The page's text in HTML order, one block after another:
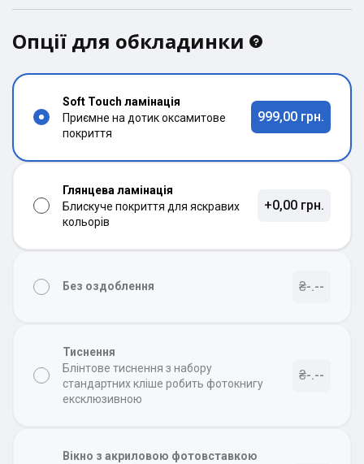
Опції для обкладинки
Soft Touch ламінація
Приємне на дотик оксамитове
покриття
999,00 грн.
Глянцева ламінація
Блискуче покриття для яскравих
кольорів
+0,00 грн.
Без оздоблення ₴-.--
Тиснення
Блінтове тиснення з набору
стандартних кліше робить фотокнигу
ексклюзивною
₴-.--
Вікно з акриловою фотовставкою